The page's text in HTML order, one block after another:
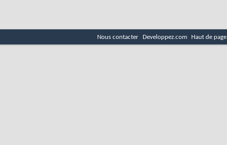
Nous contacter Developpez.com Haut de page